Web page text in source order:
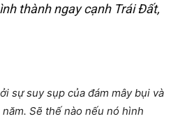
thành ngay cạnh Trái Đất,
sự suy sụp của đám mây bụi và
Sẽ thế nào nếu nó hình